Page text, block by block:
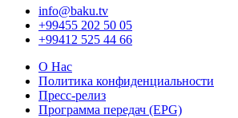
info@baku.tv
+99455 202 50 05
+99412 525 44 66
О Нас
Политика конфиденциальности
Пресс-релиз
Программа передач (EPG)